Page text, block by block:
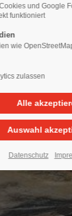
und Google
funktioniert
wie
zulassen
Datenschutz